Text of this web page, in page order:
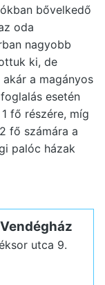
bővelkedő
oda
nagyobb
ki, de
a magányos
esetén
fő részére, míg
fő számára a
palóc házak
utca 9.